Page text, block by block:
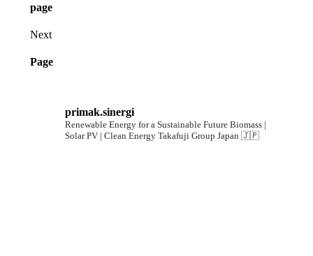
page
Next
Page
primak.sinergi
Renewable Energy for a Sustainable Future Biomass |
Solar PV | Clean Energy Takafuji Group Japan 🇯🇵